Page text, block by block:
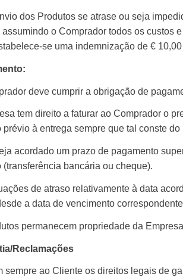
dos Produtos se atrase ou seja
assumindo o Comprador todos os custos
se uma indemnização de €
deve cumprir a obrigação de
tem direito a faturar ao Comprador o
prévio à entrega sempre que tal conste do
acordado um prazo de pagamento
(transferência bancária ou cheque).
de atraso relativamente à data
a data de vencimento
permanecem propriedade da
Reclamações
sempre ao Cliente os direitos legais de